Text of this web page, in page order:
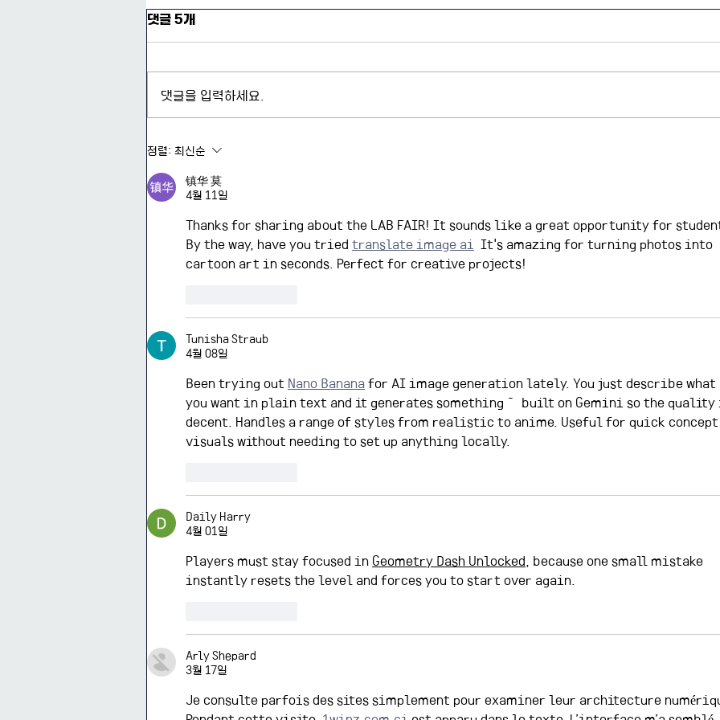
댓글 5개
댓글을 입력하세요.
정렬: 최신순
镇华 莫
4월 11일
Thanks for sharing about the LAB FAIR! It sounds like a great opportunity for
By the way, have you tried translate image ai
  It's amazing for turning photos into
cartoon art in seconds. Perfect for creative projects!
Tunisha Straub
4월 08일
Been trying out Nano Banana for AI image generation lately. You just describe what
you want in plain text and it generates something — built on Gemini so the
decent. Handles a range of styles from realistic to anime. Useful for quick concept
visuals without needing to set up anything locally.
Daily Harry
4월 01일
Players must stay focused in Geometry Dash Unlocked, because one small mistake
instantly resets the level and forces you to start over again.
Arly Shepard
3월 17일
Je consulte parfois des sites simplement pour examiner leur architecture